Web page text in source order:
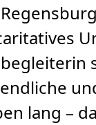
lang –